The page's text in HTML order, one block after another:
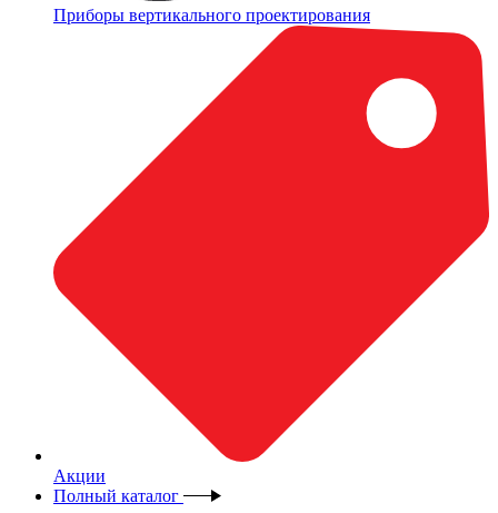
Приборы вертикального проектирования
Акции
Полный каталог